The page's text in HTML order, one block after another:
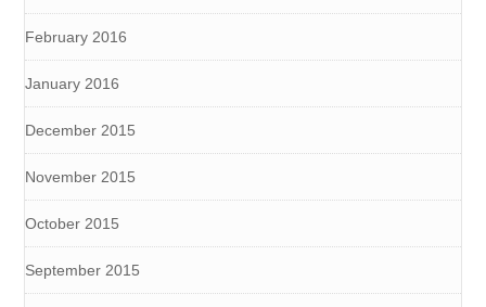
February 2016
January 2016
December 2015
November 2015
October 2015
September 2015